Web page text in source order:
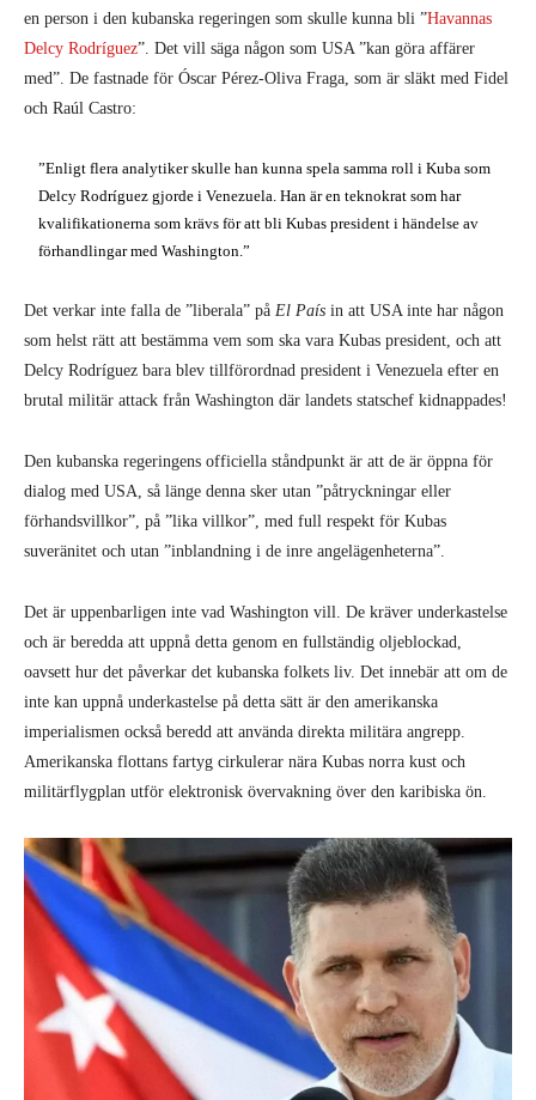
en person i den kubanska regeringen som skulle kunna bli ”Havannas
Delcy Rodríguez”. Det vill säga någon som USA ”kan göra affärer
med”. De fastnade för Óscar Pérez-Oliva Fraga, som är släkt med Fidel
och Raúl Castro:
”Enligt flera analytiker skulle han kunna spela samma roll i Kuba som
Delcy Rodríguez gjorde i Venezuela. Han är en teknokrat som har
kvalifikationerna som krävs för att bli Kubas president i händelse av
förhandlingar med Washington.”
Det verkar inte falla de ”liberala” på El País in att USA inte har någon
som helst rätt att bestämma vem som ska vara Kubas president, och att
Delcy Rodríguez bara blev tillförordnad president i Venezuela efter en
brutal militär attack från Washington där landets statschef kidnappades!
Den kubanska regeringens officiella ståndpunkt är att de är öppna för
dialog med USA, så länge denna sker utan ”påtryckningar eller
förhandsvillkor”, på ”lika villkor”, med full respekt för Kubas
suveränitet och utan ”inblandning i de inre angelägenheterna”.
Det är uppenbarligen inte vad Washington vill. De kräver underkastelse
och är beredda att uppnå detta genom en fullständig oljeblockad,
oavsett hur det påverkar det kubanska folkets liv. Det innebär att om de
inte kan uppnå underkastelse på detta sätt är den amerikanska
imperialismen också beredd att använda direkta militära angrepp.
Amerikanska flottans fartyg cirkulerar nära Kubas norra kust och
militärflygplan utför elektronisk övervakning över den karibiska ön.